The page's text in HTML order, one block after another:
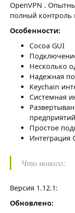
OpenVPN .
полный контроль
Особенности:
Cocoa GUI
Несколько
Надежная
Keychain
Системная
предприятий
Простое
Интеграция
Что нового:
Версия 1.12.1:
Обновлено: